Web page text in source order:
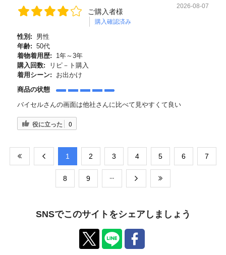
ご購入者様
購入確認済み
2026-08-07
性別:
男性
年齢: 50代
着物着用歴:
1年～3年
購入回数:
リピ－ト購入
着用シーン:
お出かけ
商品の状態
バイセルさんの画面は他社さんに比べて見やすくて良い
役に立った 0
​1 ​2 ​3 ​4 ​5 ​6 ​7
​8 ​9
SNSでこのサイトをシェアしましょう